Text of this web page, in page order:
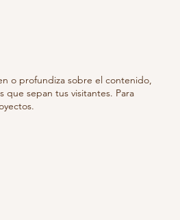
o profundiza sobre el contenido,
sepan tus visitantes. Para